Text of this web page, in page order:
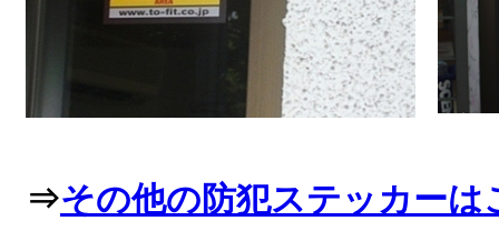
⇒その他の防犯ステッカーは